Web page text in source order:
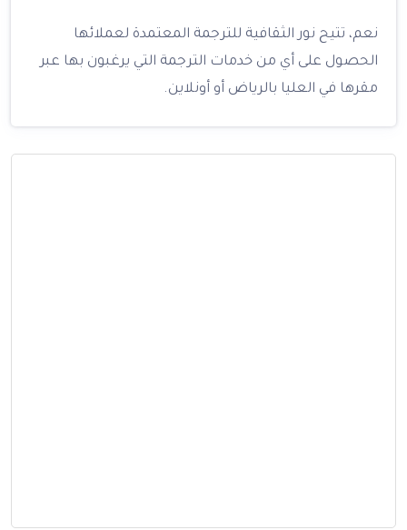
نعم، تتيح نور الثقافية للترجمة المعتمدة لعملائها
الحصول على أي من خدمات الترجمة التي يرغبون بها عبر
مقرها في العليا بالرياض أو أونلاين.